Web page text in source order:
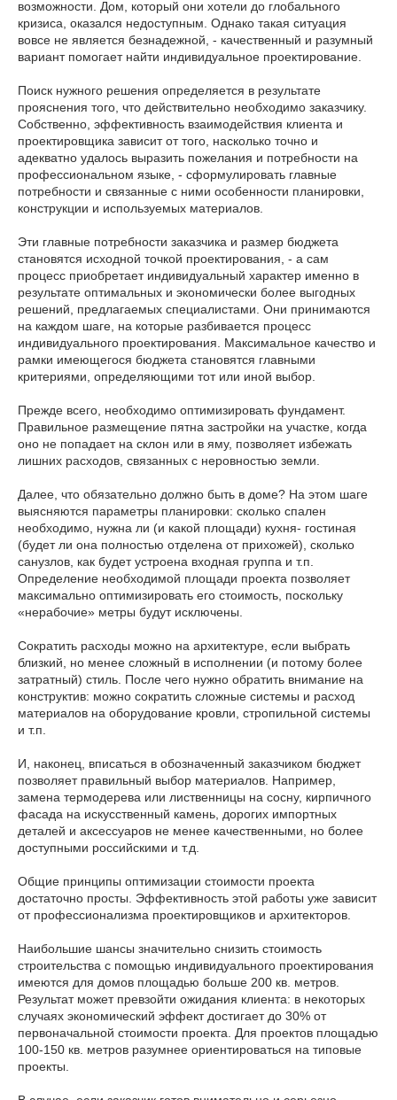
возможности. Дом, который они хотели до глобального
кризиса, оказался недоступным. Однако такая ситуация
вовсе не является безнадежной, - качественный и разумный
вариант помогает найти индивидуальное проектирование.
Поиск нужного решения определяется в результате
прояснения того, что действительно необходимо заказчику.
Собственно, эффективность взаимодействия клиента и
проектировщика зависит от того, насколько точно и
адекватно удалось выразить пожелания и потребности на
профессиональном языке, - сформулировать главные
потребности и связанные с ними особенности планировки,
конструкции и используемых материалов.
Эти главные потребности заказчика и размер бюджета
становятся исходной точкой проектирования, - а сам
процесс приобретает индивидуальный характер именно в
результате оптимальных и экономически более выгодных
решений, предлагаемых специалистами. Они принимаются
на каждом шаге, на которые разбивается процесс
индивидуального проектирования. Максимальное качество и
рамки имеющегося бюджета становятся главными
критериями, определяющими тот или иной выбор.
Прежде всего, необходимо оптимизировать фундамент.
Правильное размещение пятна застройки на участке, когда
оно не попадает на склон или в яму, позволяет избежать
лишних расходов, связанных с неровностью земли.
Далее, что обязательно должно быть в доме? На этом шаге
выясняются параметры планировки: сколько спален
необходимо, нужна ли (и какой площади) кухня- гостиная
(будет ли она полностью отделена от прихожей), сколько
санузлов, как будет устроена входная группа и т.п.
Определение необходимой площади проекта позволяет
максимально оптимизировать его стоимость, поскольку
«нерабочие» метры будут исключены.
Сократить расходы можно на архитектуре, если выбрать
близкий, но менее сложный в исполнении (и потому более
затратный) стиль. После чего нужно обратить внимание на
конструктив: можно сократить сложные системы и расход
материалов на оборудование кровли, стропильной системы
и т.п.
И, наконец, вписаться в обозначенный заказчиком бюджет
позволяет правильный выбор материалов. Например,
замена термодерева или лиственницы на сосну, кирпичного
фасада на искусственный камень, дорогих импортных
деталей и аксессуаров не менее качественными, но более
доступными российскими и т.д.
Общие принципы оптимизации стоимости проекта
достаточно просты. Эффективность этой работы уже зависит
от профессионализма проектировщиков и архитекторов.
Наибольшие шансы значительно снизить стоимость
строительства с помощью индивидуального проектирования
имеются для домов площадью больше 200 кв. метров.
Результат может превзойти ожидания клиента: в некоторых
случаях экономический эффект достигает до 30% от
первоначальной стоимости проекта. Для проектов площадью
100-150 кв. метров разумнее ориентироваться на типовые
проекты.